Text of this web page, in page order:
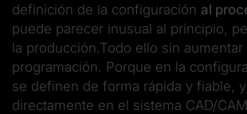
definición de la configuración al
puede parecer inusual al principio,
la producción.Todo ello sin
programación. Porque en la
se definen de forma rápida y fiable,
directamente en el sistema CAD/